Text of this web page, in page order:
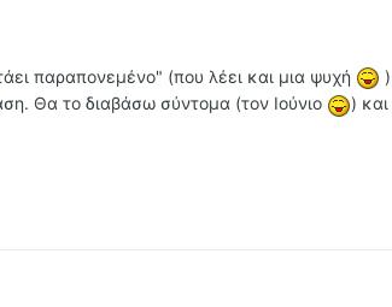
παραπονεμένο" (που λέει και μια ψυχή
Θα το διαβάσω σύντομα (τον Ιούνιο
)